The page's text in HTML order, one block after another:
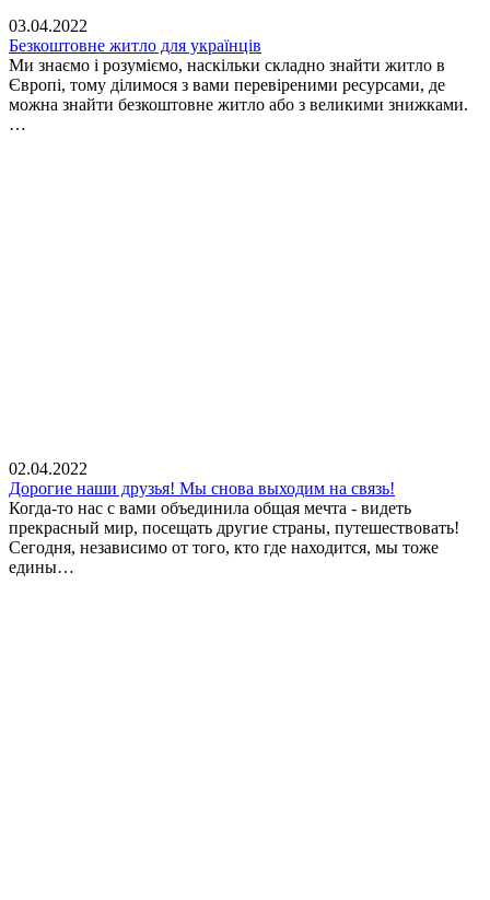
03.04.2022
Безкоштовне житло для українців
Ми знаємо і розуміємо, наскільки складно знайти житло в
Європі, тому ділимося з вами перевіреними ресурсами, де
можна знайти безкоштовне житло або з великими знижками.
…
02.04.2022
Дорогие наши друзья! Мы снова выходим на связь!
Когда-то нас с вами объединила общая мечта - видеть
прекрасный мир, посещать другие страны, путешествовать!
Сегодня, независимо от того, кто где находится, мы тоже
едины…